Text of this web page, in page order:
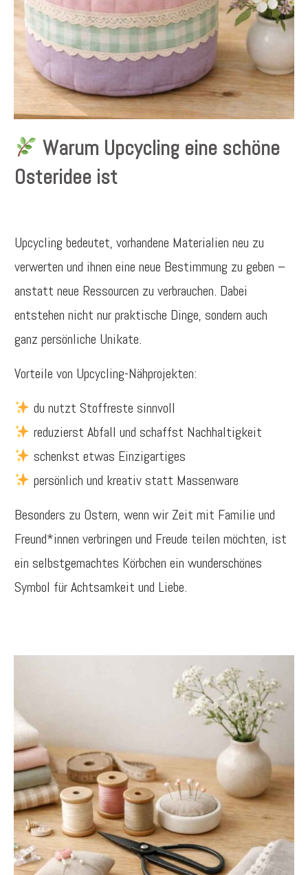
Warum Upcycling eine schöne
Osteridee ist
Upcycling bedeutet, vorhandene Materialien neu zu
verwerten und ihnen eine neue Bestimmung zu geben –
anstatt neue Ressourcen zu verbrauchen. Dabei
entstehen nicht nur praktische Dinge, sondern auch
ganz persönliche Unikate.
Vorteile von Upcycling-Nähprojekten:
du nutzt Stoffreste sinnvoll
reduzierst Abfall und schaffst Nachhaltigkeit
schenkst etwas Einzigartiges
persönlich und kreativ statt Massenware
Besonders zu Ostern, wenn wir Zeit mit Familie und
Freund*innen verbringen und Freude teilen möchten, ist
ein selbstgemachtes Körbchen ein wunderschönes
Symbol für Achtsamkeit und Liebe.